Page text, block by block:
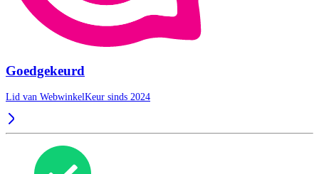
Goedgekeurd
Lid van WebwinkelKeur sinds 2024